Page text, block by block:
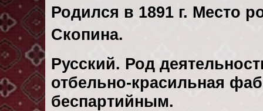
Родился в 1891 г. Место
Скопина.
Русский. Род
отбельно-красильная
беспартийным.